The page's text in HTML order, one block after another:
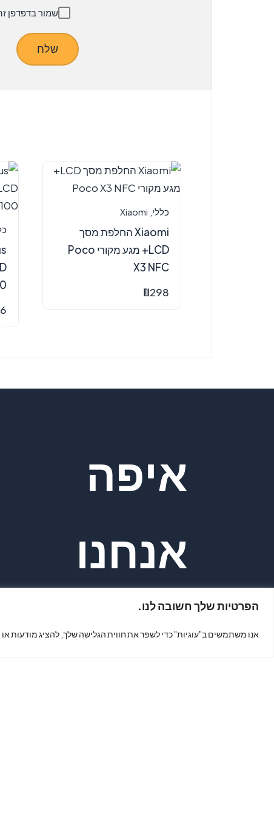
הפרטיות שלך חשובה לנו.
אנו משתמשים ב"עוגיות" כדי לשפר את חווית הגלישה שלך, להציג מודעות
שמור בדפדפן
כללי Xiaomi
Xiaomi החלפת מסך
LCD+ מגע מקורי Poco
X3 NFC
₪298
איפה
אנחנו
נמצאים?